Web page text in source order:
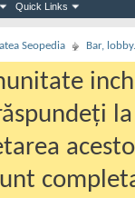
Quick Links
Seopedia Bar,